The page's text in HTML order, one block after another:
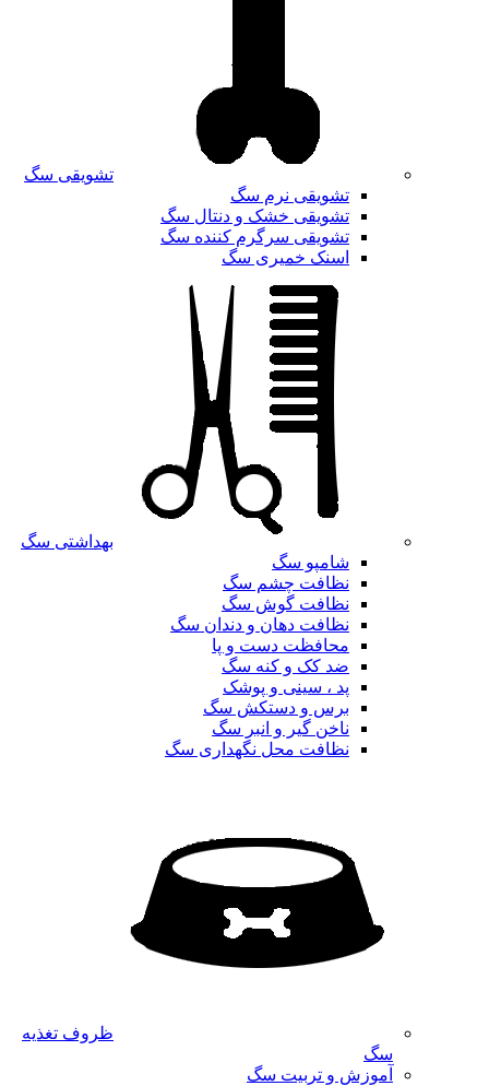
تشویقی سگ
تشویقی نرم سگ
تشویقی خشک و دنتال سگ
تشویقی سرگرم کننده سگ
اسنک خمیری سگ
بهداشتی سگ
شامپو سگ
نظافت چشم سگ
نظافت گوش سگ
نظافت دهان و دندان سگ
محافظت دست و پا
ضد کک و کنه سگ
پد ، سینی و پوشک
برس و دستکش سگ
ناخن گیر و انبر سگ
نظافت محل نگهداری سگ
ظروف تغذیه
سگ
آموزش و تربیت سگ